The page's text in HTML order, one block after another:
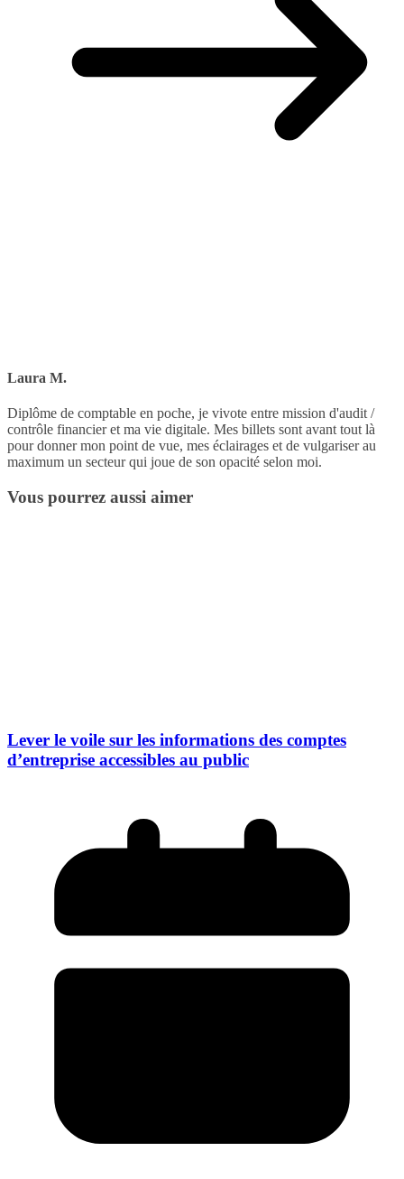
Laura M.
Diplôme de comptable en poche, je vivote entre mission d'audit /
contrôle financier et ma vie digitale. Mes billets sont avant tout là
pour donner mon point de vue, mes éclairages et de vulgariser au
maximum un secteur qui joue de son opacité selon moi.
Vous pourrez aussi aimer
Lever le voile sur les informations des comptes
d’entreprise accessibles au public